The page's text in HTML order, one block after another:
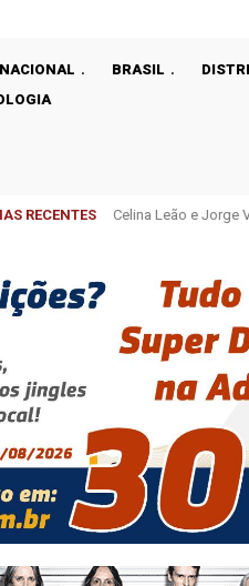
BRASIL
RECENTES Celina Leão e Jorge